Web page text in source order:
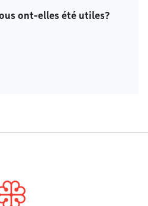
ont-elles été utiles?